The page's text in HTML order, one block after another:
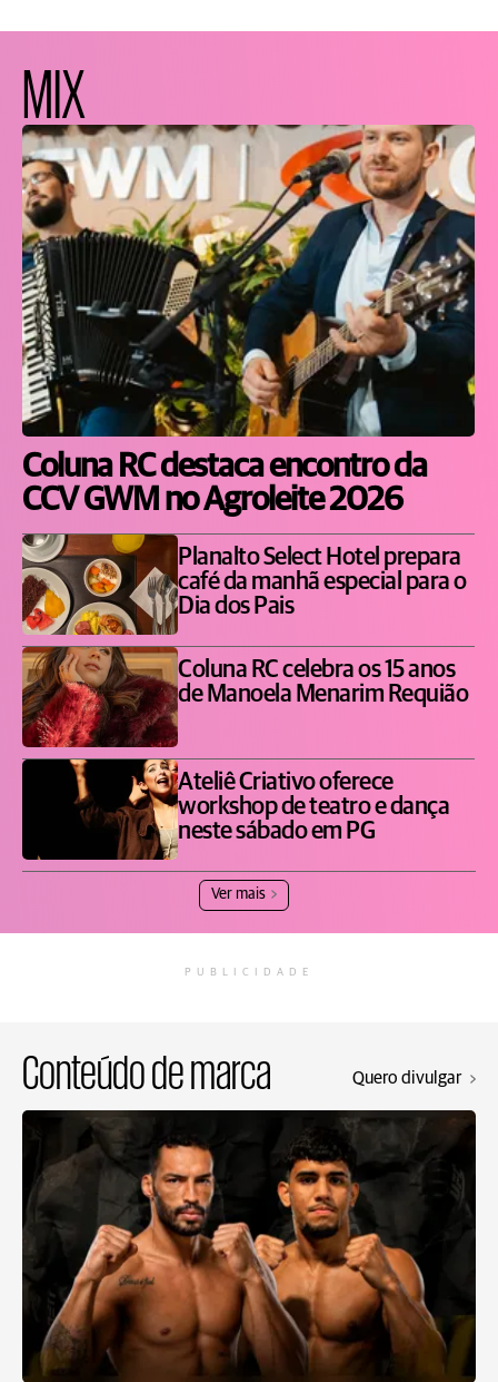
MIX
Coluna RC destaca encontro da
CCV GWM no Agroleite 2026
Planalto Select Hotel prepara
café da manhã especial para o
Dia dos Pais
Coluna RC celebra os 15 anos
de Manoela Menarim Requião
Ateliê Criativo oferece
workshop de teatro e dança
neste sábado em PG
Ver mais
PUBLICIDADE
Conteúdo de marca Quero divulgar